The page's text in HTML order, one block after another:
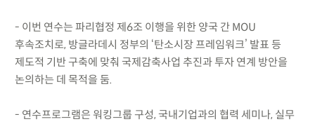
- 이번 연수는 파리협정 제6조 이행을 위한 양국 간 MOU
후속조치로, 방글라데시 정부의 ‘탄소시장 프레임워크’ 발표 등
제도적 기반 구축에 맞춰 국제감축사업 추진과 투자 연계 방안을
논의하는 데 목적을 둠.
- 연수프로그램은 워킹그룹 구성, 국내기업과의 협력 세미나, 실무